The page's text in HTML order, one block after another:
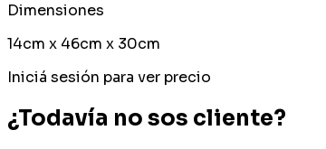
Dimensiones
14cm x 46cm x 30cm
Iniciá sesión para ver precio
¿Todavía no sos cliente?